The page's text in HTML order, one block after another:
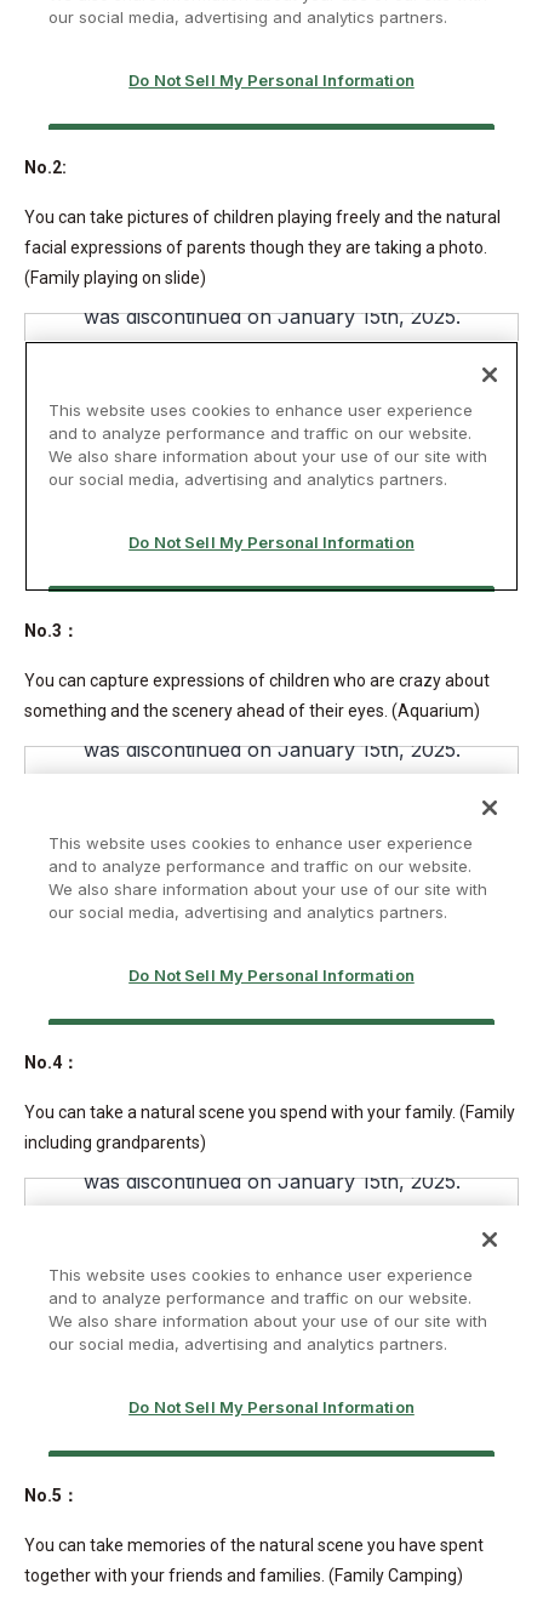
No.2:
You can take pictures of children playing freely and the natural
facial expressions of parents though they are taking a photo.
(Family playing on slide)
No.3：
You can capture expressions of children who are crazy about
something and the scenery ahead of their eyes. (Aquarium)
No.4：
You can take a natural scene you spend with your family. (Family
including grandparents)
No.5：
You can take memories of the natural scene you have spent
together with your friends and families. (Family Camping)